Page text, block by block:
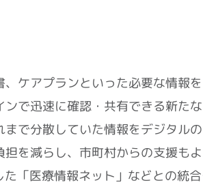
ケアプランといった必要な情報
で迅速に確認・共有できる新たな
で分散していた情報をデジタルの
を減らし、市町村からの支援もよ
「医療情報ネット」などとの統